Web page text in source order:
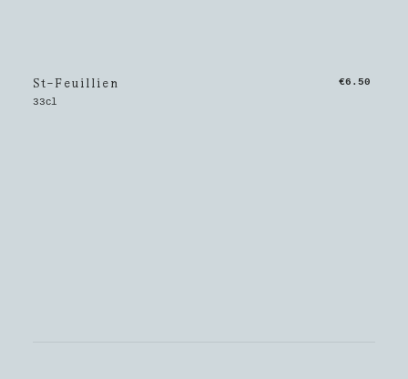
St-Feuillien
33cl
€6.50